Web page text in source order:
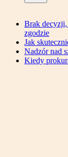
Brak
zgodzie
Jak
Nadzór nad
Kiedy